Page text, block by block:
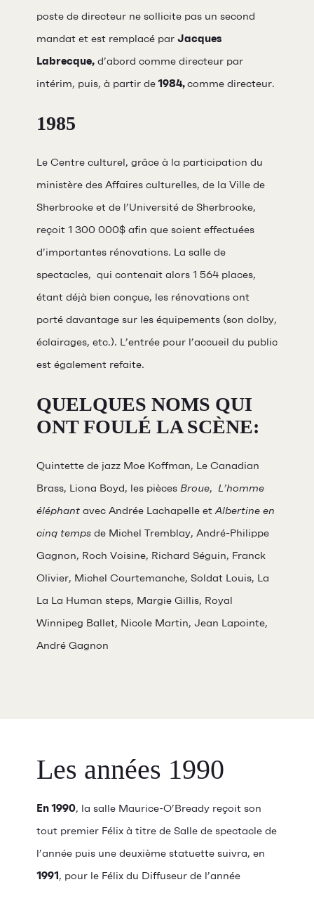
poste de directeur ne sollicite pas un second
mandat et est remplacé par Jacques
Labrecque, d’abord comme directeur par
intérim, puis, à partir de 1984, comme directeur.
1985
Le Centre culturel, grâce à la participation du
ministère des Affaires culturelles, de la Ville de
Sherbrooke et de l’Université de Sherbrooke,
reçoit 1 300 000$ afin que soient effectuées
d’importantes rénovations. La salle de
spectacles, qui contenait alors 1 564 places,
étant déjà bien conçue, les rénovations ont
porté davantage sur les équipements (son dolby,
éclairages, etc.). L’entrée pour l’accueil du public
est également refaite.
QUELQUES NOMS QUI
ONT FOULÉ LA SCÈNE:
Quintette de jazz Moe Koffman, Le Canadian
Brass, Liona Boyd, les pièces Broue, L’homme
éléphant avec Andrée Lachapelle etAlbertine en
cinq temps de Michel Tremblay, André-Philippe
Gagnon, Roch Voisine, Richard Séguin, Franck
Olivier, Michel Courtemanche, Soldat Louis, La
La La Human steps, Margie Gillis, Royal
Winnipeg Ballet, Nicole Martin, Jean Lapointe,
André Gagnon
Les années 1990
En 1990, la salle Maurice-O’Bready reçoit son
tout premier Félix à titre de Salle de spectacle de
l’année puis une deuxième statuette suivra, en
1991 , pour le Félix du Diffuseur de l’année